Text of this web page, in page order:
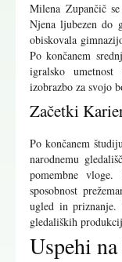
Milena Zupančič
Njena ljubezen do
obiskovala
Po končanem
igralsko
izobrazbo za svojo
Začetki
Po končanem
narodnemu
pomembne
sposobnost
ugled in
gledaliških
Uspehi